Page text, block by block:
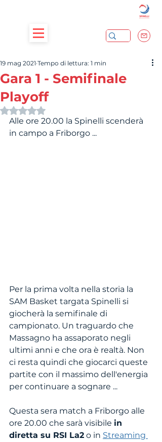
Gara 1 - Semifinale
Playoff
19 mag 2021 Tempo di lettura: 1 min
Valutazione NaN stelle su 5.
Alle ore 20.00 la Spinelli scenderà
in campo a Friborgo ...
Per la prima volta nella storia la
SAM Basket targata Spinelli si
giocherà la semifinale di
campionato. Un traguardo che
Massagno ha assaporato negli
ultimi anni e che ora è realtà. Non
ci resta quindi che giocarci queste
partite con il massimo dell'energia
per continuare a sognare ...
Questa sera match a Friborgo alle
ore 20.00 che sarà visibile in
diretta su RSI La2 o in Streaming